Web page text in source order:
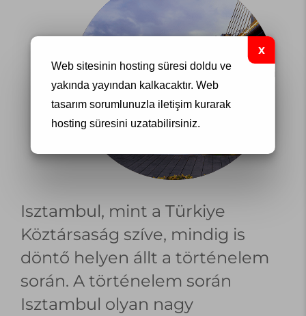
Isztambul, mint a Türkiye
Köztársaság szíve, mindig is
döntő helyen állt a történelem
során. A történelem során
Isztambul olyan nagy
Web sitesinin hosting süresi doldu ve
yakında yayından kalkacaktır. Web
tasarımsorumlunuzla iletişim kurarak
hosting süresini uzatabilirsiniz.